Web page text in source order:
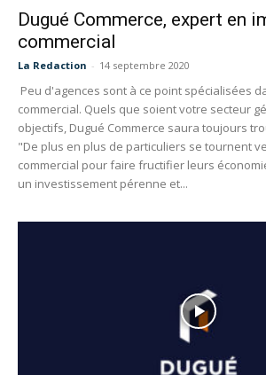
Dugué Commerce, expert en
commercial
La Redaction - 14 septembre 2020
Peu d'agences sont à ce point spécialisées
commercial. Quels que soient votre secteur
objectifs, Dugué Commerce saura toujours
"De plus en plus de particuliers se tournent
commercial pour faire fructifier leurs
un investissement pérenne et...